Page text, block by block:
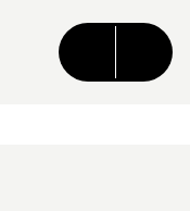
CONTENU